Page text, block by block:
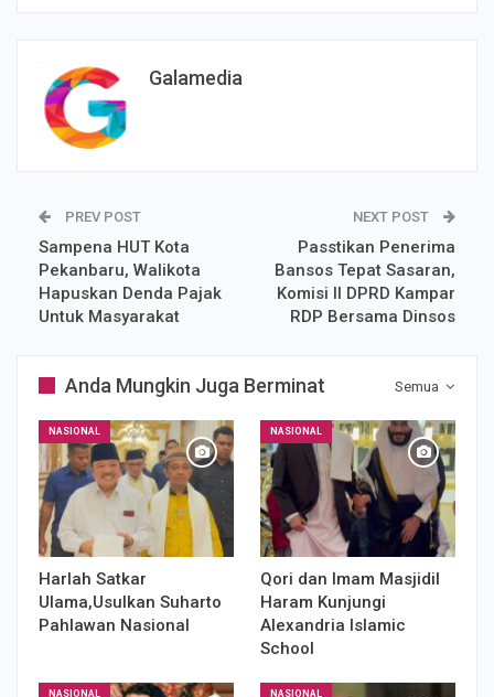
Galamedia
PREV POST
Sampena HUT Kota
Pekanbaru, Walikota
Hapuskan Denda Pajak
Untuk Masyarakat
NEXT POST
Passtikan Penerima
Bansos Tepat Sasaran,
Komisi II DPRD Kampar
RDP Bersama Dinsos
Semua
Anda Mungkin Juga Berminat
NASIONAL
Harlah Satkar
Ulama,Usulkan Suharto
Pahlawan Nasional
NASIONAL
Qori dan Imam Masjidil
Haram Kunjungi
Alexandria Islamic
School
NASIONAL NASIONAL